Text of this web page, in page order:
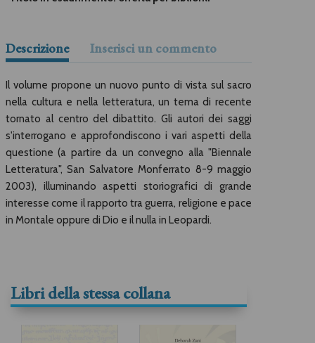
Descrizione Inserisci un commento
Il volume propone un nuovo punto di vista sul sacro
nella cultura e nella letteratura, un tema di recente
tornato al centro del dibattito. Gli autori dei saggi
s'interrogano e approfondiscono i vari aspetti della
questione (a partire da un convegno alla "Biennale
Letteratura", San Salvatore Monferrato 8-9 maggio
2003), illuminando aspetti storiografici di grande
interesse come il rapporto tra guerra, religione e pace
in Montale oppure di Dio e il nulla in Leopardi.
Libri della stessa collana